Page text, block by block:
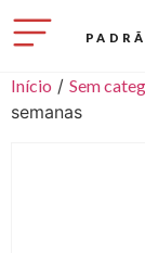
Início / Sem
semanas